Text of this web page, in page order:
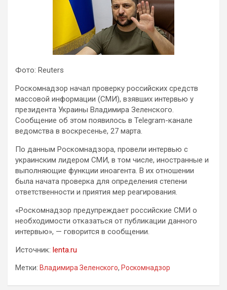
Фото: Reuters
Роскомнадзор начал проверку российских средств
массовой информации (СМИ), взявших интервью у
президента Украины Владимира Зеленского.
Сообщение об этом появилось в Telegram-канале
ведомства в воскресенье, 27 марта.
По данным Роскомнадзора, провели интервью с
украинским лидером СМИ, в том числе, иностранные и
выполняющие функции иноагента. В их отношении
была начата проверка для определения степени
ответственности и приятия мер реагирования.
«Роскомнадзор предупреждает российские СМИ о
необходимости отказаться от публикации данного
интервью», — говорится в сообщении.
Источник: lenta.ru
Метки: Владимира Зеленского, Роскомнадзор